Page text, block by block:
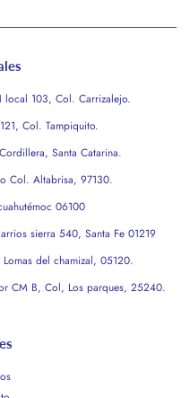
local 103, Col. Carrizalejo.
Col. Tampiquito.
Santa Catarina.
Col. Altabrisa, 97130.
06100
sierra 540, Santa Fe 01219
del chamizal, 05120.
CM B, Col, Los parques, 25240.